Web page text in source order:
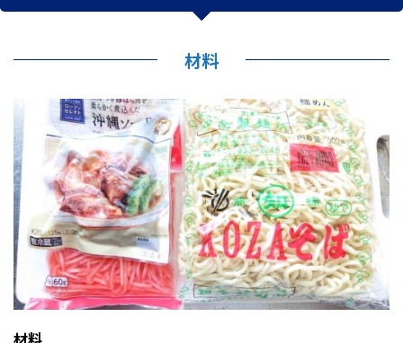
材料
材料